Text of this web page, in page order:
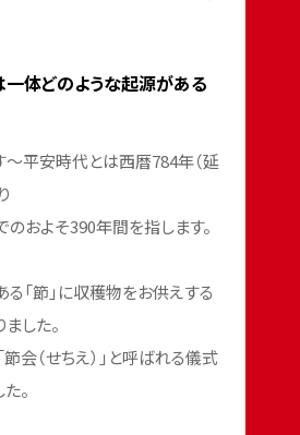
一体どのような起源がある
平安時代とは西暦784年（延
およそ390年間を指します。
「節」に収穫物をお供えする
した。
会（せちえ）」と呼ばれる儀式
。